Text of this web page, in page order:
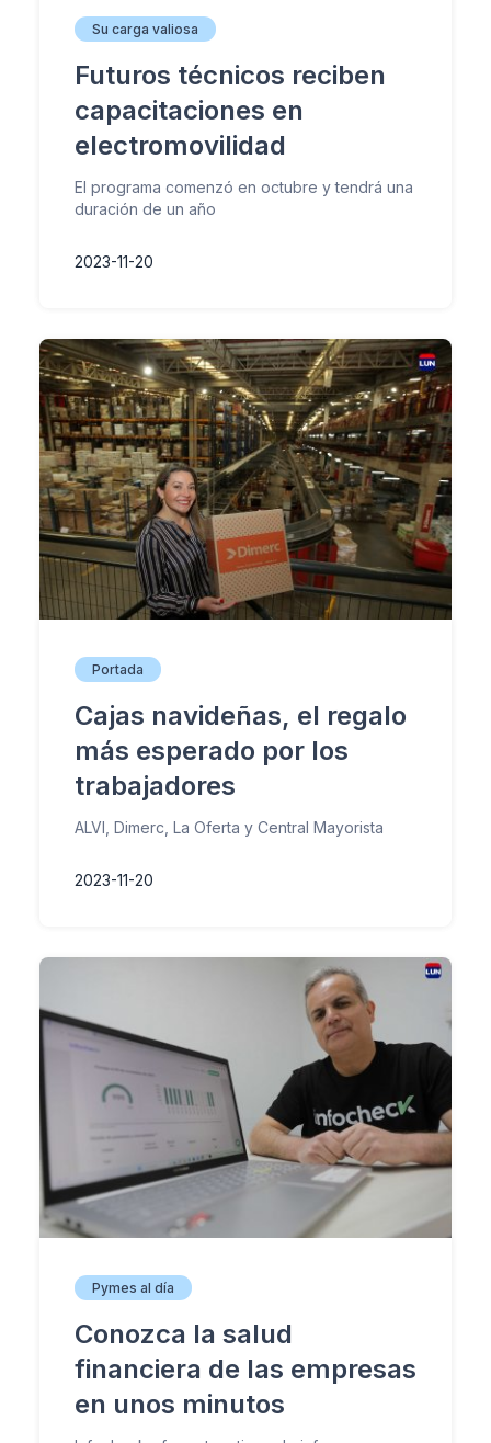
Su carga valiosa
Futuros técnicos reciben
capacitaciones en
electromovilidad
El programa comenzó en octubre y tendrá una
duración de un año
2023-11-20
Portada
Cajas navideñas, el regalo
más esperado por los
trabajadores
ALVI, Dimerc, La Oferta y Central Mayorista
2023-11-20
Pymes al día
Conozca la salud
financiera de las empresas
en unos minutos